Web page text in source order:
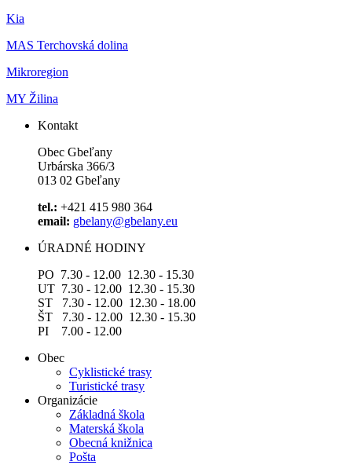
Kia
MAS Terchovská dolina
Mikroregion
MY Žilina
Kontakt
Obec Gbeľany
Urbárska 366/3
013 02 Gbeľany
tel.: +421 415 980 364
email: gbelany@gbelany.eu
ÚRADNÉ HODINY
PO 7.30 - 12.00 12.30 - 15.30
UT 7.30 - 12.00 12.30 - 15.30
ST 7.30 - 12.00 12.30 - 18.00
ŠT 7.30 - 12.00 12.30 - 15.30
PI 7.00 - 12.00
Obec
Cyklistické trasy
Turistické trasy
Organizácie
Základná škola
Materská škola
Obecná knižnica
Pošta